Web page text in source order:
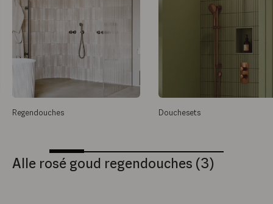
Regendouches Douchesets
Alle rosé goud regendouches (3)